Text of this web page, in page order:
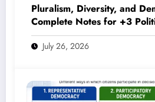
Pluralism, Diversity, and
Complete Notes for +3
Honours (NEP 2020)
July 26, 2026